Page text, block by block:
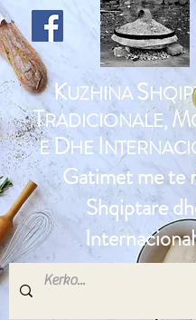
KUZHINAS
TRADICIONALE, M
EDHE I
Gatimet me te
Shqiptare